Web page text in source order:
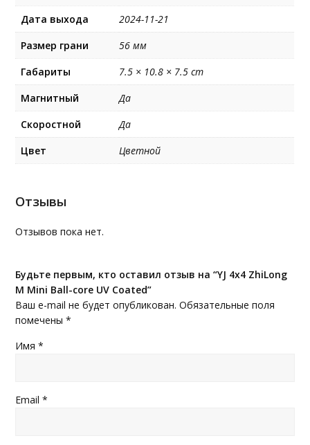
Дата выхода
2024-11-21
Размер грани
56 мм
Габариты
7.5 × 10.8 × 7.5 cm
Магнитный
Да
Скоростной
Да
Цвет
Цветной
Отзывы
Отзывов пока нет.
Будьте первым, кто оставил отзыв на “YJ 4x4 ZhiLong
M Mini Ball-core UV Coated”
Ваш e-mail не будет опубликован. Обязательные поля
помечены*
Имя*
Email*